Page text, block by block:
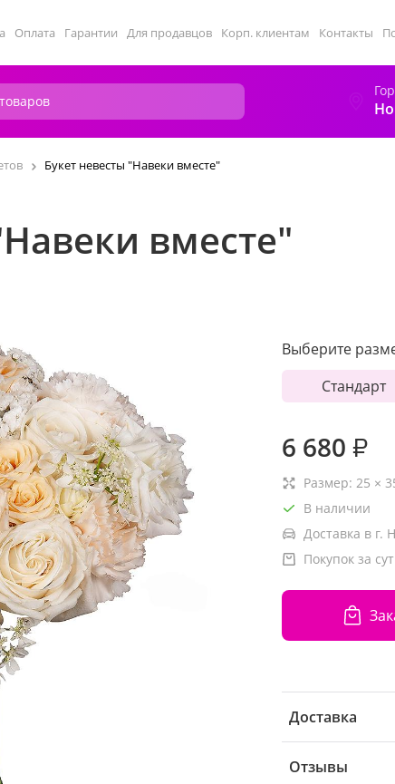
Оплата Гарантии Для продавцов Корп. клиентам Контакты
Букет невесты "Навеки вместе"
вместе"
Выберите
Стандарт
6 680 ₽
Размер: 25 ×
В наличии
Доставка в г.
Покупок за
Доставка
Отзывы